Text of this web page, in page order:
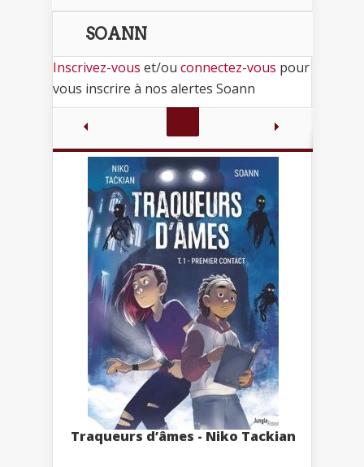
SOANN
Inscrivez-vous et/ou connectez-vous pour
vous inscrire à nos alertes Soann
Traqueurs d’âmes - Niko Tackian